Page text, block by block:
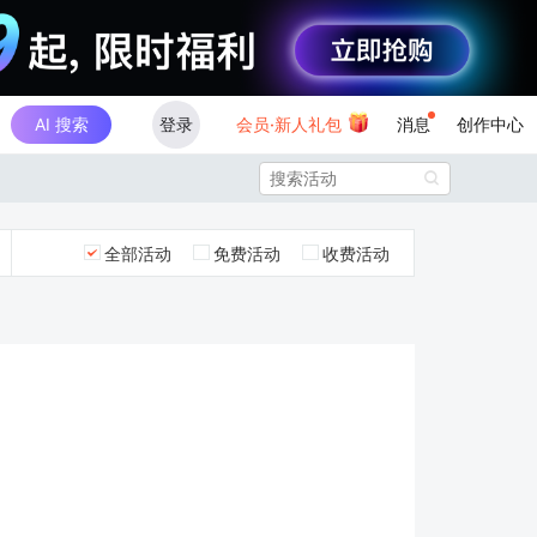
AI 搜索 登录 会员·新人礼包 消息 创作中心

全部活动 免费活动 收费活动